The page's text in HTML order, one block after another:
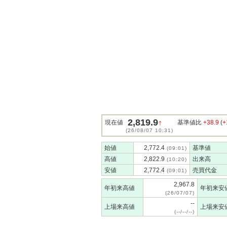
現在値 2,819.9↑
(26/08/07 10:31)
基準値比 +38.9 (
始値 2,772.4 (09:01)
基準値
高値
2,822.9 (10:20)
出来高
安値
2,772.4 (09:01) 売買代金
年初来高値 2,967.8
(26/07/07)
年初来安
上場来高値 --
(--/--/--)
上場来安